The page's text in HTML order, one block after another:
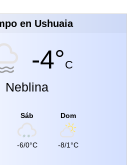
en Ushuaia
-4°C
Neblina
Sáb
-6/0°C
Dom
-8/1°C